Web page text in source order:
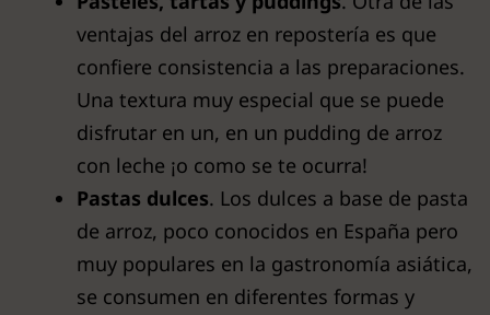
ventajas del arroz en repostería es que
confiere consistencia a las preparaciones.
Una textura muy especial que se puede
disfrutar en un, en un pudding de arroz
con leche ¡o como se te ocurra!
Pastas dulces. Los dulces a base de pasta
de arroz, poco conocidos en España pero
muy populares en la gastronomía asiática,
se consumen en diferentes formas y